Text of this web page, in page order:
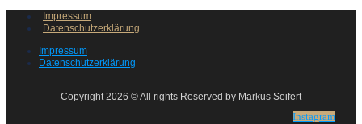
Impressum
Datenschutzerklärung
Impressum
Datenschutzerklärung
Copyright 2026 © All rights Reserved by Markus Seifert
Instagram